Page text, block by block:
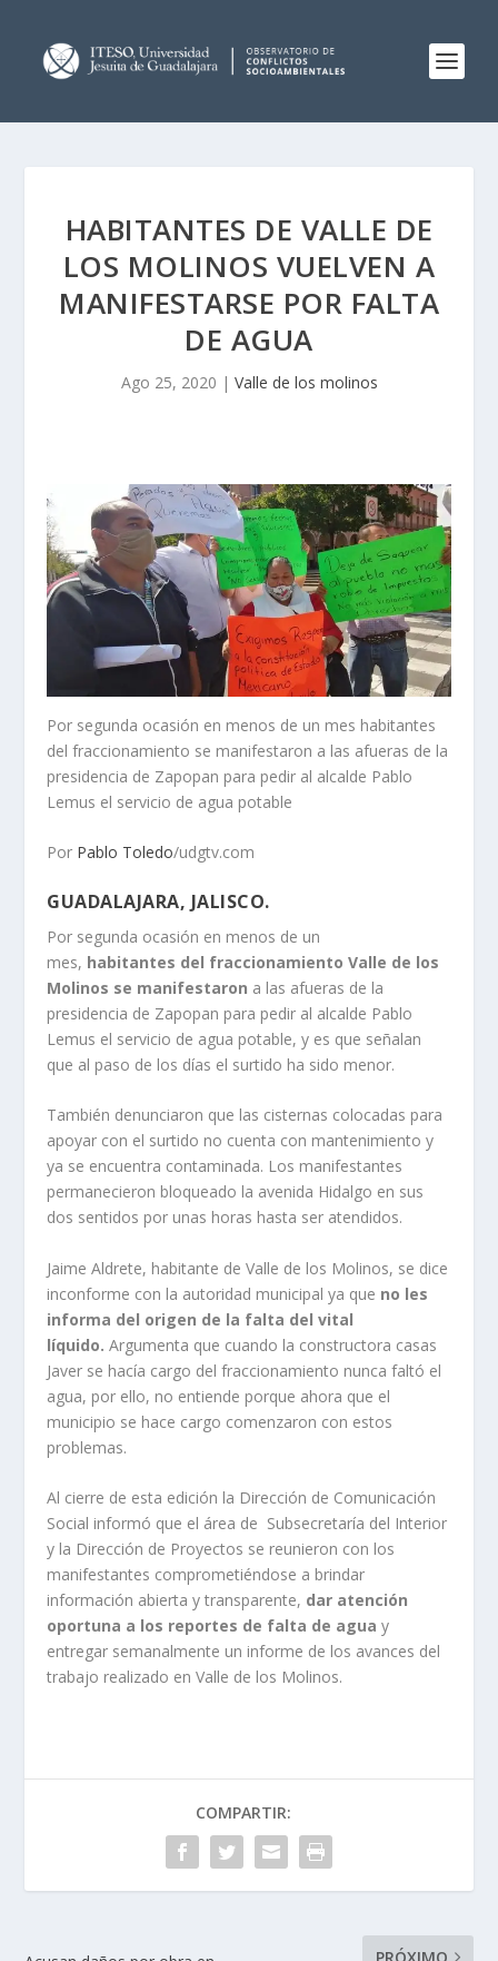
HABITANTES DE VALLE DE
LOS MOLINOS VUELVEN A
MANIFESTARSE POR FALTA
DE AGUA
Ago 25, 2020 | Valle de los molinos
Por segunda ocasión en menos de un mes habitantes
del fraccionamiento se manifestaron a las afueras de la
presidencia de Zapopan para pedir al alcalde Pablo
Lemus el servicio de agua potable
Por Pablo Toledo/udgtv.com
GUADALAJARA, JALISCO.
Por segunda ocasión en menos de un
mes, habitantes del fraccionamiento Valle de los
Molinos se manifestaron a las afueras de la
presidencia de Zapopan para pedir al alcalde Pablo
Lemus el servicio de agua potable, y es que señalan
que al paso de los días el surtido ha sido menor.
También denunciaron que las cisternas colocadas para
apoyar con el surtido no cuenta con mantenimiento y
ya se encuentra contaminada. Los manifestantes
permanecieron bloqueado la avenida Hidalgo en sus
dos sentidos por unas horas hasta ser atendidos.
Jaime Aldrete, habitante de Valle de los Molinos, se dice
inconforme con la autoridad municipal ya que no les
informa del origen de la falta del vital
líquido. Argumenta que cuando la constructora casas
Javer se hacía cargo del fraccionamiento nunca faltó el
agua, por ello, no entiende porque ahora que el
municipio se hace cargo comenzaron con estos
problemas.
Al cierre de esta edición la Dirección de Comunicación
Social informó que el área de Subsecretaría del Interior
y la Dirección de Proyectos se reunieron con los
manifestantes comprometiéndose a brindar
información abierta y transparente, dar atención
oportuna a los reportes de falta de agua y
entregar semanalmente un informe de los avances del
trabajo realizado en Valle de los Molinos.
COMPARTIR: